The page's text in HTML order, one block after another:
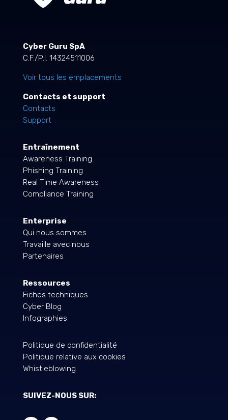
Cyber Guru SpA
C.F./P.I. 14324511006
Voir tous les emplacements
Contacts et support
Contacts
Support
Entraînement
Awareness Training
Phishing Training
Real Time Awareness
Compliance Training
Enterprise
Qui nous sommes
Travaille avec nous
Partenaires
Ressources
Fiches techniques
Cyber Blog
Infographies
Politique de confidentialité
Politique relative aux cookies
Whistleblowing
SUIVEZ-NOUS SUR: